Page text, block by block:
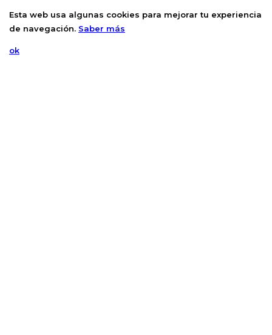
Esta web usa algunas cookies para mejorar tu experiencia
de navegación. Saber más
ok